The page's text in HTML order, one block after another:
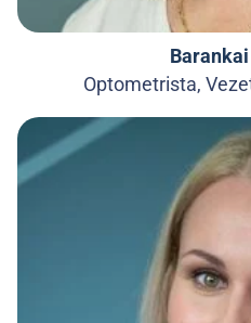
Optometrista,